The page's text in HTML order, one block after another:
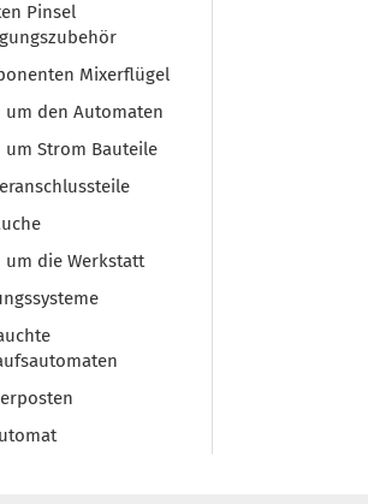
Pinsel
Mixerflügel
um den Automaten
um Strom Bauteile
um die Werkstatt